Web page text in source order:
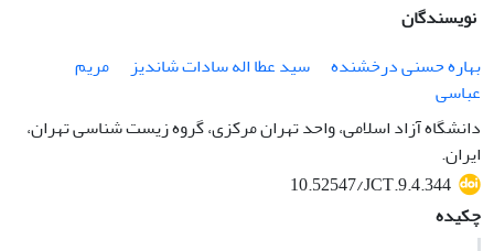
نویسندگان
بهاره حسنی درخشنده
سید عطا اله سادات شاندیز
مریم
عباسی
دانشگاه آزاد اسلامی، واحد تهران مرکزی، گروه زیست شناسی تهران،
ایران.
10.52547/JCT.9.4.344
چکیده